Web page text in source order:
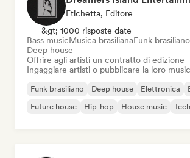
Etichetta, Editore
&gt; 1000 risposte date
Bass musicMusica brasilianaFunk brasiliano
Deep house
Offrire agli artisti un contratto di edizione
Ingaggiare artisti o pubblicare la loro
Funk brasiliano Deep house Elettronica
Future house
Hip-hop House music